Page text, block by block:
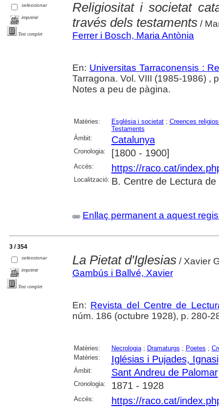
seleccionar
imprimir
Text complet
Religiositat i societat
través dels testaments/
Ferrer i Bosch, Maria Antònia
En: Universitas Tarraconensis :
Tarragona. Vol. VIII (1985-1986) ,
Notes a peu de pàgina.
Matèries: Església i societat; Creences
Testaments
Àmbit:
Catalunya
Cronologia: [1800 - 1900]
Accés: https://raco.cat/
Localització: B. Centre de Lectura
Enllaç permanent a aquest
3 / 354
seleccionar
imprimir
Text complet
La Pietat d'Iglesias/ Xavier
Gambús i Ballvé, Xavier
En: Revista del Centre de
núm. 186 (octubre 1928), p. 280-
Matèries: Necrologia; Dramaturgs ; Poetes ;
Matèries:
Iglésias i Pujades, Ignasi
Àmbit: Sant Andreu de Palomar
Cronologia: 1871 - 1928
Accés: https://raco.cat/